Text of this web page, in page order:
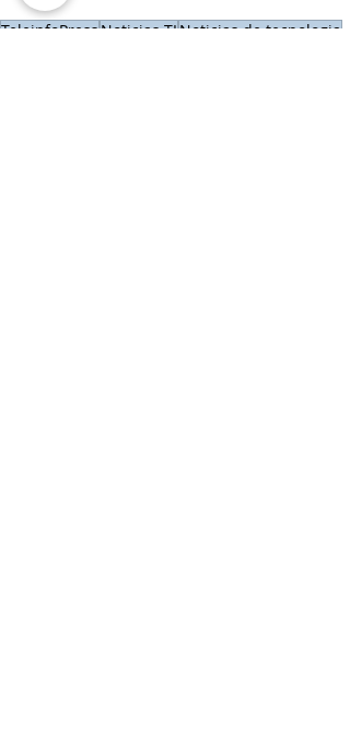
TeleinfoPressNoticias TINoticias de tecnologia